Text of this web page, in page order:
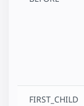
FIRST_CHILD